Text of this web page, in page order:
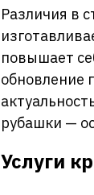
Различия в
повышает
обновление
рубашки —
Услуги